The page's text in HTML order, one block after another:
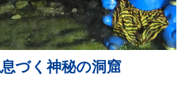
づく神秘の洞窟